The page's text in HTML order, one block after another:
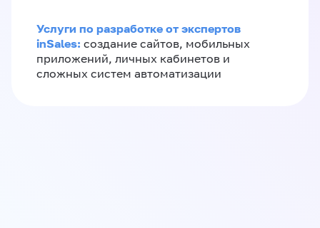
Услуги по разработке от экспертов
inSales: создание сайтов, мобильных
приложений, личных кабинетов и
сложных систем автоматизации